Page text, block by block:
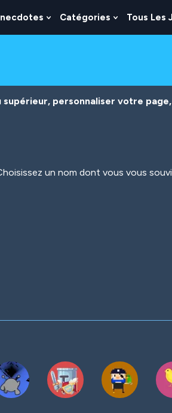
Show
Submenu
Catégories
Show
Submenu
Tous Les
supérieur, personnaliser votre
un nom dont vous vous